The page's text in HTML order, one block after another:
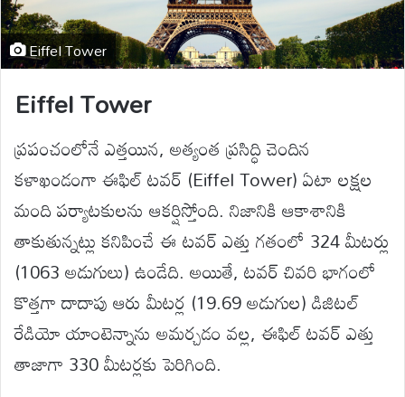
Eiffel Tower
Eiffel Tower
ప్రపంచంలోనే ఎత్తయిన, అత్యంత ప్రసిద్ధి చెందిన
కళాఖండంగా ఈఫిల్ టవర్ (Eiffel Tower) ఏటా లక్షల
మంది పర్యాటకులను ఆకర్షిస్తోంది. నిజానికి ఆకాశానికి
తాకుతున్నట్లు కనిపించే ఈ టవర్ ఎత్తు గతంలో 324 మీటర్లు
(1063 అడుగులు) ఉండేది. అయితే, టవర్ చివరి భాగంలో
కొత్తగా దాదాపు ఆరు మీటర్ల (19.69 అడుగుల) డిజిటల్
రేడియో యాంటెన్నాను అమర్చడం వల్ల, ఈఫిల్ టవర్ ఎత్తు
తాజాగా 330 మీటర్లకు పెరిగింది.